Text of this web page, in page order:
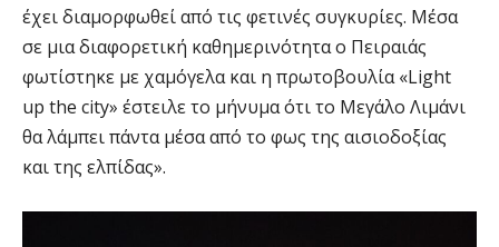
έχει διαμορφωθεί από τις φετινές συγκυρίες. Μέσα
σε μια διαφορετική καθημερινότητα ο Πειραιάς
φωτίστηκε με χαμόγελα και η πρωτοβουλία «Light
up the city» έστειλε το μήνυμα ότι το Μεγάλο Λιμάνι
θα λάμπει πάντα μέσα από το φως της αισιοδοξίας
και της ελπίδας».